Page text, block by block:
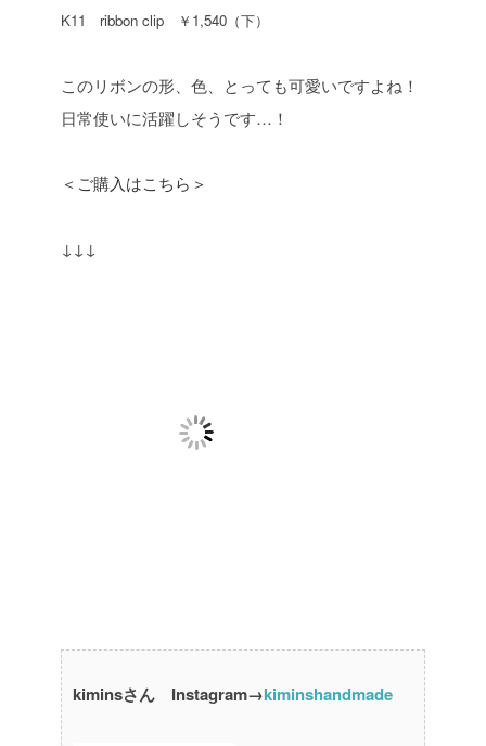
K11 ribbon clip ￥1,540（下）
このリボンの形、色、とっても可愛いですよね！
日常使いに活躍しそうです…！
＜ご購入はこちら＞
↓↓↓
kiminsさん Instagram→kiminshandmade